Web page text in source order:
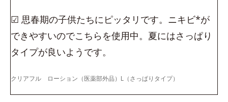
☑ 思春期の子供たちにピッタリです。ニキビ*が
できやすいのでこちらを使用中。夏にはさっぱり
タイプが良いようです。
クリアフル ローション（医薬部外品）L（さっぱりタイプ）